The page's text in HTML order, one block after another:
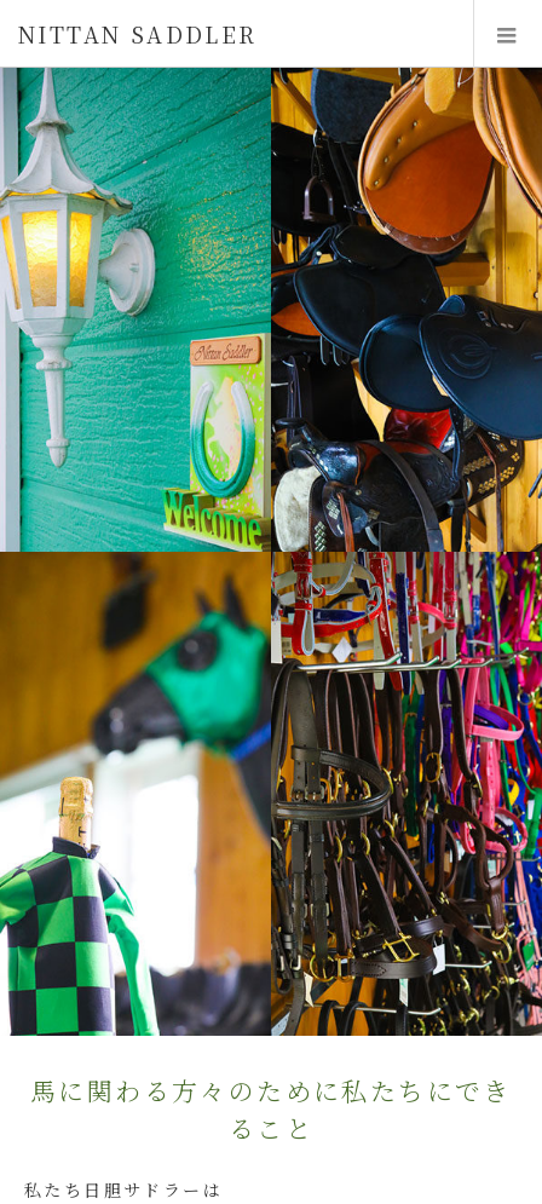
NITTAN SADDLER
馬に関わる方々のために私たちにでき
ること
私たち日胆サドラーは